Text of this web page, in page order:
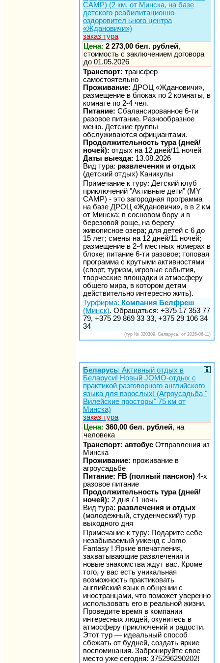
CAMP) (2 км. от Минска, на базе
детского реабилитационно-
оздоровител ьного центра
«Ждановичи»)
заказ тура
Цена: 2 273,00 бел. рублей,
стоимость с заключением договора
до 01.05.2026
Транспорт: трансфер
самостоятельно
Проживание: ДРОЦ «Ждановичи»,
размещение в блоках по 2 комнаты, в
комнате по 2-4 чел.
Питание: Сбалансированное 6-ти
разовое питание. Разнообразное
меню. Детские группы
обслуживаются официантами.
Продолжительность тура (дней/
ночей): отдых на 12 дней/11 ночей
Даты выезда: 13.08.2026
Вид тура: развлечения и отдых
(детский отдых) Каникулы
Примечание к туру: Детский клуб
приключений "Активные дети" (MY
CAMP) - это загородная программа
на базе ДРОЦ «Ждановичи», в в 2 км
от Минска; в сосновом бору и в
березовой роще, на берегу
живописное озера; для детей с 6 до
15 лет; смены на 12 дней/11 ночей;
размещение в 2-4 местных номерах в
блоке; питание 6-ти разовое; топовая
программа с крутыми активностями
(спорт, туризм, игровые события,
творческие площадки и атмосферу
общего мира, в котором детям
действительно интересно жить).
Турфирма: Компания Белфреш
(Минск). Обращаться: +375 17 353 77
79, +375 29 869 33 33, +375 29 106 34
34
(тур № 320309, Беларусь, от 2026-06-11)
Беларусь: Активный отдых в
Беларуси! Новый JOMO-отдых с
практикой разговорного английского
языка для взрослых! (Агроусадьба "
Вилейские просторы" 75 км от
Минска)
заказ тура
Цена: 360,00 бел. рублей, на
человека
Транспорт: автобус Отправления из
Минска
Проживание: проживание в
агроусадьбе
Питание: FB (полный пансион) 4-х
разовое питание
Продолжительность тура (дней/
ночей): 2 дня / 1 ночь
Вид тура: развлечения и отдых
(молодежный, студенческий) тур
выходного дня
Примечание к туру: Подарите себе
незабываемый уикенд с Jomo
Fantasy ! Яркие впечатления,
захватывающие развлечения и
новые знакомства ждут вас. Кроме
того, у вас есть уникальная
возможность практиковать
английский язык в общении с
иностранцами, что поможет уверенно
использовать его в реальной жизни.
Проведите время в компании
интересных людей, окунитесь в
атмосферу приключений и радости.
Этот тур — идеальный способ
сбежать от будней, создать яркие
воспоминания. Забронируйте свое
место уже сегодня: 375296290202!